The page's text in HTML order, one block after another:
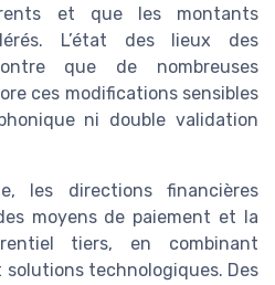
et que les montants
L’état des lieux des
que de nombreuses
ces modifications sensibles
ni double validation
les directions financières
moyens de paiement et la
tiers, en combinant
solutions technologiques. Des